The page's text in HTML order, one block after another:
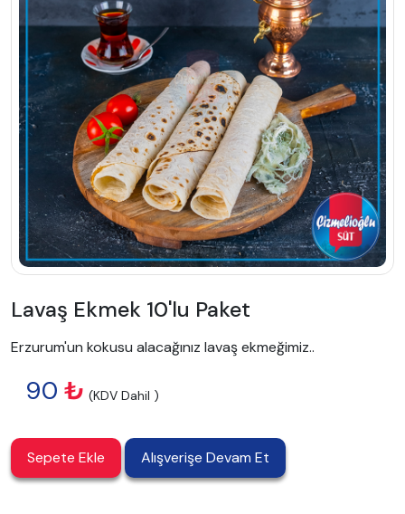
Lavaş Ekmek 10'lu Paket
Erzurum'un kokusu alacağınız lavaş ekmeğimiz..
90 ₺ (KDV Dahil )
Sepete Ekle Alışverişe Devam Et